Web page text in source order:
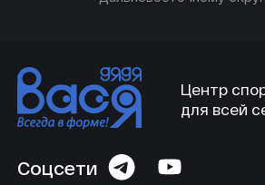
Центр
для всей
Соцсети